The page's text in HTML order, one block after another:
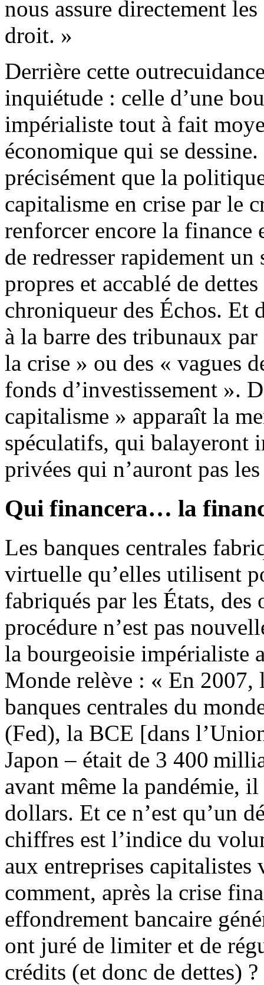
nous assure directement
droit. »
Derrière cette
inquiétude : celle d’une
impérialiste tout à fait
économique qui se
précisément que la
capitalisme en crise par le
renforcer encore la finance
de redresser rapidement
propres et accablé de
chroniqueur des Échos. Et
à la barre des tribunaux
la crise » ou des « vagues
fonds d’investissement ».
capitalisme » apparaît la
spéculatifs, qui balayeront
privées qui n’auront pas
Qui financera… la
Les banques centrales
virtuelle qu’elles utilisent
fabriqués par les États,
procédure n’est pas
la bourgeoisie impérialiste
Monde relève : « En
banques centrales du
(Fed), la BCE [dans
Japon – était de 3 400
avant même la pandémie,
dollars. Et ce n’est qu’un
chiffres est l’indice du
aux entreprises
comment, après la crise
effondrement bancaire
ont juré de limiter et de
crédits (et donc de dettes) ?